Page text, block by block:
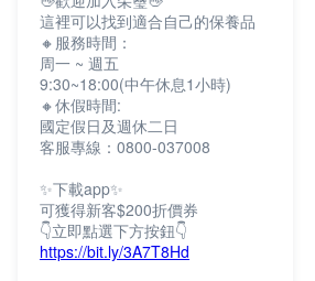
這裡可以找到適合自己的保養品
🔸服務時間：
周一 ~ 週五
9:30~18:00(中午休息1小時)
🔸休假時間:
國定假日及週休二日
客服專線：0800-037008
✨下載app✨
可獲得新客$200折價券
👇立即點選下方按鈕👇
https://bit.ly/3A7T8Hd